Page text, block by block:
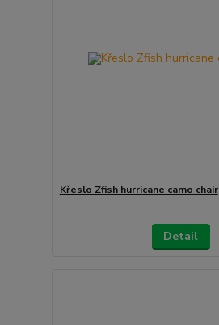
Křeslo Zfish hurricane camo chair
Detail